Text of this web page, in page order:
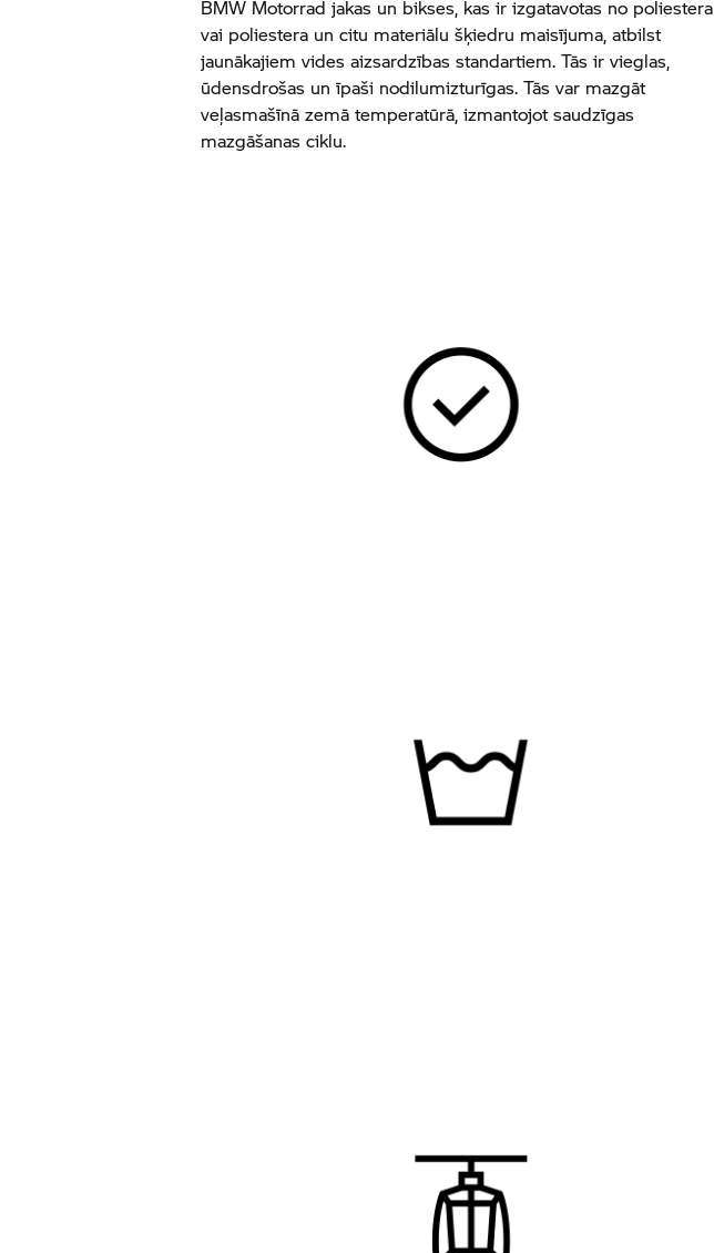
BMW Motorrad jakas un bikses, kas ir izgatavotas no poliestera
vai poliestera un citu materiālu šķiedru maisījuma, atbilst
jaunākajiem vides aizsardzības standartiem. Tās ir vieglas,
ūdensdrošas un īpaši nodilumizturīgas. Tās var mazgāt
veļasmašīnā zemā temperatūrā, izmantojot saudzīgas
mazgāšanas ciklu.